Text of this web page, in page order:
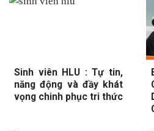
Sinh viên HLU : Tự tin,
năng động và đầy khát
vọng chinh phục tri thức